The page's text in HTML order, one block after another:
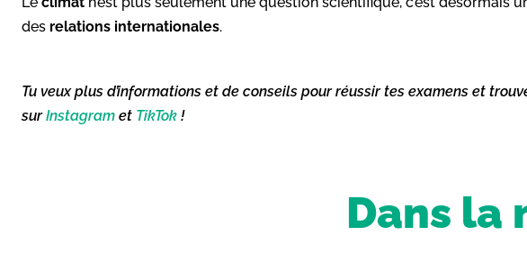
des relations internationales.
Tu veux plus d’informations et de conseils pour réussir tes examens et
surInstagram et TikTok !
Dans la